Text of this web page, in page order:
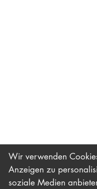
Wir verwenden
Anzeigen zu
soziale Medien